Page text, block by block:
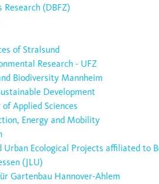
(DBFZ)
of Stralsund
Research - UFZ
Biodiversity Mannheim
Development
Applied Sciences
Energy and Mobility
Ecological Projects affiliated to
(JLU)
Gartenbau Hannover-Ahlem